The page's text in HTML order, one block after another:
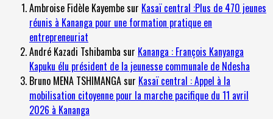
Ambroise Fidèle Kayembesur Kasaï central :Plus de 470 jeunes
réunis à Kananga pour une formation pratique en
entrepreneuriat
André Kazadi Tshibamba sur Kananga : François Kanyanga
Kapuku élu président de la jeunesse communale de Ndesha
Bruno MENA TSHIMANGAsur Kasaï central : Appel à la
mobilisation citoyenne pour la marche pacifique du 11 avril
2026 à Kananga